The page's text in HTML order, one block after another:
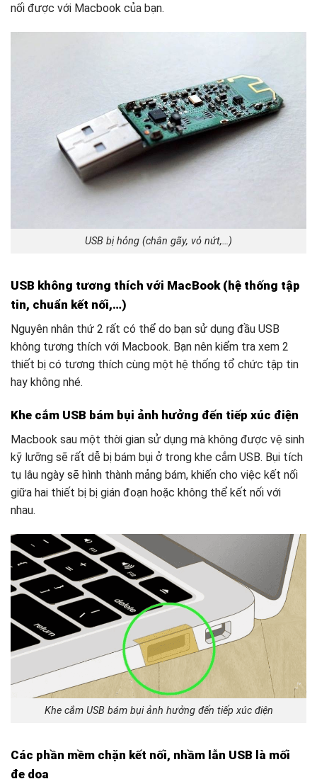
nối được với Macbook của bạn.
USB bị hỏng (chân gãy, vỏ nứt,…)
USB không tương thích với MacBook (hệ thống tập
tin, chuẩn kết nối,…)
Nguyên nhân thứ 2 rất có thể do bạn sử dụng đầu USB
không tương thích với Macbook. Bạn nên kiểm tra xem 2
thiết bị có tương thích cùng một hệ thống tổ chức tập tin
hay không nhé.
Khe cắm USB bám bụi ảnh hưởng đến tiếp xúc điện
Macbook sau một thời gian sử dụng mà không được vệ sinh
kỹ lưỡng sẽ rất dễ bị bám bụi ở trong khe cắm USB. Bụi tích
tụ lâu ngày sẽ hình thành mảng bám, khiến cho việc kết nối
giữa hai thiết bị bị gián đoạn hoặc không thể kết nối với
nhau.
Khe cắm USB bám bụi ảnh hưởng đến tiếp xúc điện
Các phần mềm chặn kết nối, nhầm lẫn USB là mối
đe dọa